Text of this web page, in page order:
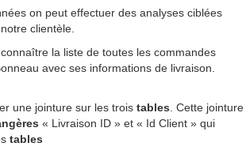
on peut effectuer des analyses ciblées
clientèle.
la liste de toutes les commandes
avec ses informations de livraison.
une jointure sur les trois tables . Cette jointure
« Livraison ID » et « Id Client » qui
tables